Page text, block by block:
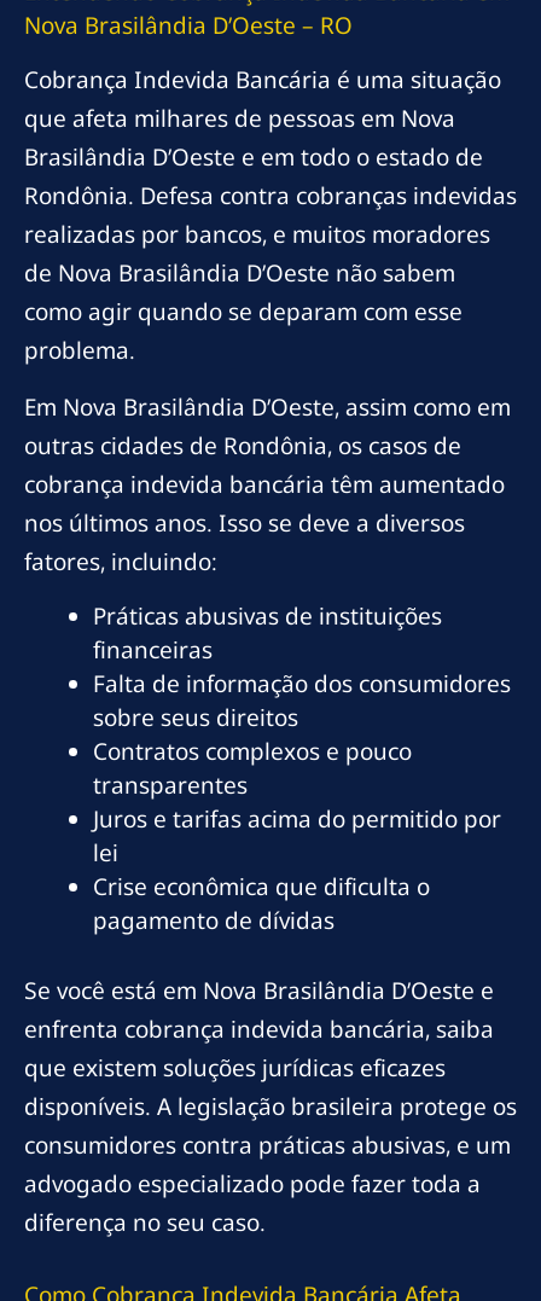
Nova Brasilândia D’Oeste – RO
Cobrança Indevida Bancária é uma situação
que afeta milhares de pessoas em Nova
Brasilândia D’Oeste e em todo o estado de
Rondônia. Defesa contra cobranças indevidas
realizadas por bancos, e muitos moradores
de Nova Brasilândia D’Oeste não sabem
como agir quando se deparam com esse
problema.
Em Nova Brasilândia D’Oeste, assim como em
outras cidades de Rondônia, os casos de
cobrança indevida bancária têm aumentado
nos últimos anos. Isso se deve a diversos
fatores, incluindo:
Práticas abusivas de instituições
financeiras
Falta de informação dos consumidores
sobre seus direitos
Contratos complexos e pouco
transparentes
Juros e tarifas acima do permitido por
lei
Crise econômica que dificulta o
pagamento de dívidas
Se você está em Nova Brasilândia D’Oeste e
enfrenta cobrança indevida bancária, saiba
que existem soluções jurídicas eficazes
disponíveis. A legislação brasileira protege os
consumidores contra práticas abusivas, e um
advogado especializado pode fazer toda a
diferença no seu caso.